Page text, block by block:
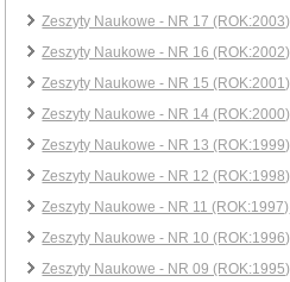
Zeszyty Naukowe - NR 17 (ROK:2003)
Zeszyty Naukowe - NR 16 (ROK:2002)
Zeszyty Naukowe - NR 15 (ROK:2001)
Zeszyty Naukowe - NR 14 (ROK:2000)
Zeszyty Naukowe - NR 13 (ROK:1999)
Zeszyty Naukowe - NR 12 (ROK:1998)
Zeszyty Naukowe - NR 11 (ROK:1997)
Zeszyty Naukowe - NR 10 (ROK:1996)
Zeszyty Naukowe - NR 09 (ROK:1995)